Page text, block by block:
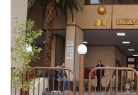
هيئة التدريس
الدراسات العليا